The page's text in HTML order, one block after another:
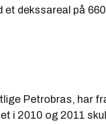
dekssareal på
Petrobras, har
i 2010 og 2011